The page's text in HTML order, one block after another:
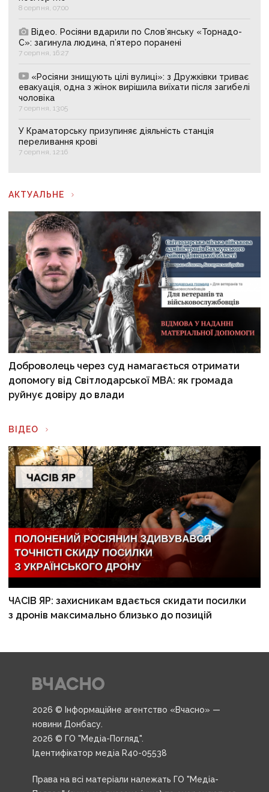
8 серпня, 07:00
Відео. Росіяни вдарили по Слов’янську «Торнадо-
С»: загинула людина, п’ятеро поранені
7 серпня, 16:27
«Росіяни знищують цілі вулиці»: з Дружківки триває
евакуація, одна з жінок вирішила виїхати після загибелі
чоловіка
7 серпня, 13:05
У Краматорську призупиняє діяльність станція
переливання крові
7 серпня, 12:16
АКТУАЛЬНЕ
Доброволець через суд намагається отримати
допомогу від Світлодарської МВА: як громада
руйнує довіру до влади
ВІДЕО
ЧАСІВ ЯР: захисникам вдається скидати посилки
з дронів максимально близько до позицій
2026 © Інформаційне агентство «Вчасно» —
новини Донбасу.
2026 © ГО "Медіа-Погляд".
Ідентифікатор медіа R40-05538
Права на всі матеріали належать ГО "Медіа-